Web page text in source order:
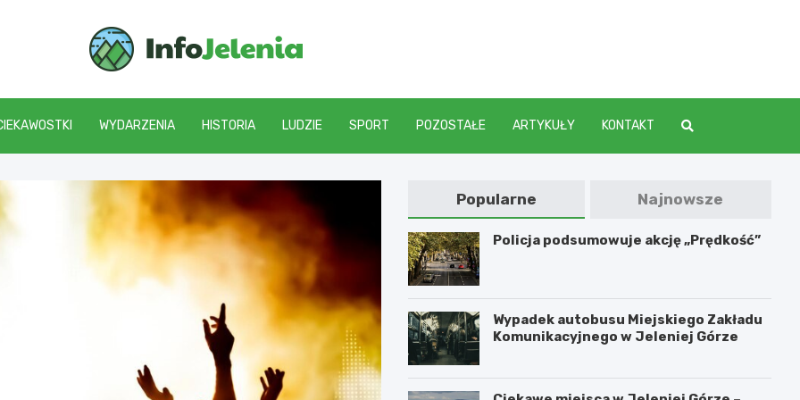
WYDARZENIA HISTORIA LUDZIE SPORT POZOSTAŁE ARTYKUŁY KONTAKT
Popularne Najnowsze
Policja podsumowuje akcję „Prędkość”
Wypadek autobusu Miejskiego Zakładu
Komunikacyjnego w Jeleniej Górze